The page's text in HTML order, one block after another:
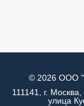
© 2026 ООО
111141, г.
улица